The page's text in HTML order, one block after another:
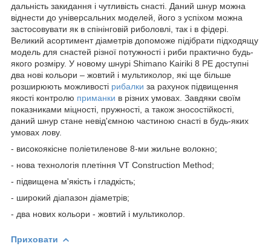
дальність закидання і чутливість снасті. Даний шнур можна
віднести до універсальних моделей, його з успіхом можна
застосовувати як в спінінговій риболовлі, так і в фідері.
Великий асортимент діаметрів допоможе підібрати підходящу
модель для снастей різної потужності і риби практично будь-
якого розміру. У новому шнурі Shimano Kairiki 8 PE доступні
два нові кольори – жовтий і мультиколор, які ще більше
розширюють можливості рибалки за рахунок підвищення
якості контролю приманки в різних умовах. Завдяки своїм
показниками міцності, пружності, а також зносостійкості,
даний шнур стане невід'ємною частиною снасті в будь-яких
умовах лову.
- високоякісне поліетиленове 8-ми жильне волокно;
- нова технологія плетіння VT Construction Method;
- підвищена м'якість і гладкість;
- широкий діапазон діаметрів;
- два нових кольори - жовтий і мультиколор.
Приховати